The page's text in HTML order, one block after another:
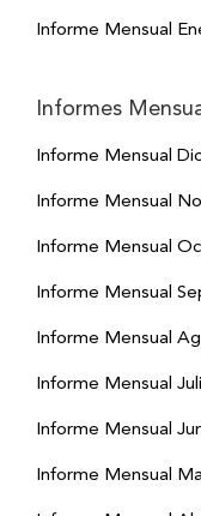
Informe Mensual
Informes
Informe Mensual
Informe Mensual
Informe Mensual
Informe Mensual
Informe Mensual
Informe Mensual
Informe Mensual
Informe Mensual